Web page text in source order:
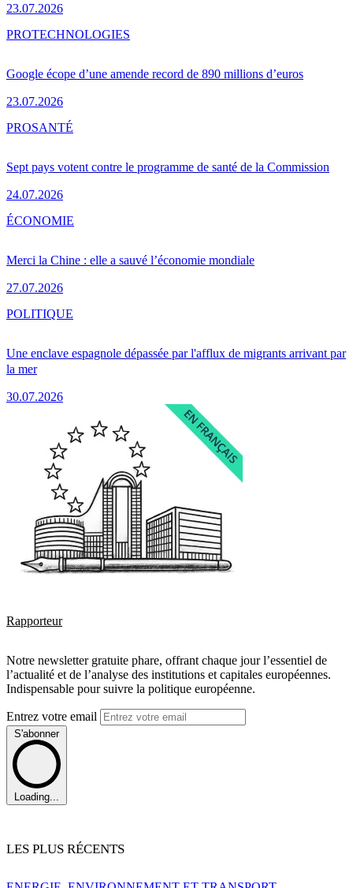
23.07.2026
Google écope d’une amende record de 890 millions d’euros
23.07.2026
PROTECHNOLOGIES
Sept pays votent contre le programme de santé de la Commission
24.07.2026
PROSANTÉ
Merci la Chine : elle a sauvé l’économie mondiale
27.07.2026
ÉCONOMIE
Une enclave espagnole dépassée par l'afflux de migrants arrivant par
la mer
30.07.2026
POLITIQUE
Rapporteur
Notre newsletter gratuite phare, offrant chaque jour l’essentiel de
l’actualité et de l’analyse des institutions et capitales européennes.
Indispensable pour suivre la politique européenne.
Entrez votre email
S'abonner
Loading...
LES PLUS RÉCENTS